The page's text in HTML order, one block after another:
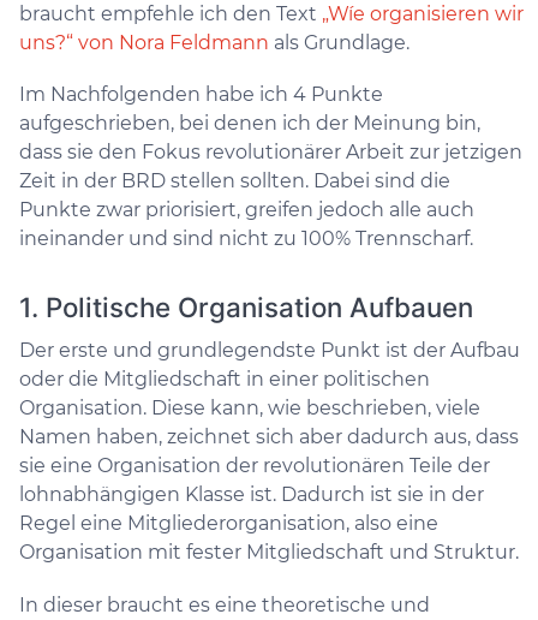
braucht empfehle ich den Text „Wíe organisieren wir
uns?“ von Nora Feldmann als Grundlage.
Im Nachfolgenden habe ich 4 Punkte
aufgeschrieben, bei denen ich der Meinung bin,
dass sie den Fokus revolutionärer Arbeit zur jetzigen
Zeit in der BRD stellen sollten. Dabei sind die
Punkte zwar priorisiert, greifen jedoch alle auch
ineinander und sind nicht zu 100% Trennscharf.
1. Politische Organisation Aufbauen
Der erste und grundlegendste Punkt ist der Aufbau
oder die Mitgliedschaft in einer politischen
Organisation. Diese kann, wie beschrieben, viele
Namen haben, zeichnet sich aber dadurch aus, dass
sie eine Organisation der revolutionären Teile der
lohnabhängigen Klasse ist. Dadurch ist sie in der
Regel eine Mitgliederorganisation, also eine
Organisation mit fester Mitgliedschaft und Struktur.
In dieser braucht es eine theoretische und